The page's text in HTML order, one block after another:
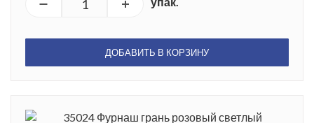
ДОБАВИТЬ В КОРЗИНУ